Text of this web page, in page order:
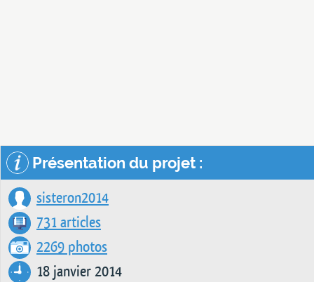
Présentation du projet :
sisteron2014
731 articles
2269 photos
18 janvier 2014